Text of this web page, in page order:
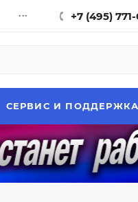
... +7 (495)
СЕРВИС И ПОДДЕРЖКА